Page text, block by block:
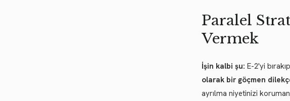
Paralel
Vermek
İşin kalbi şu: E-2'yi
olarak bir göçmen
ayrılma niyetinizi